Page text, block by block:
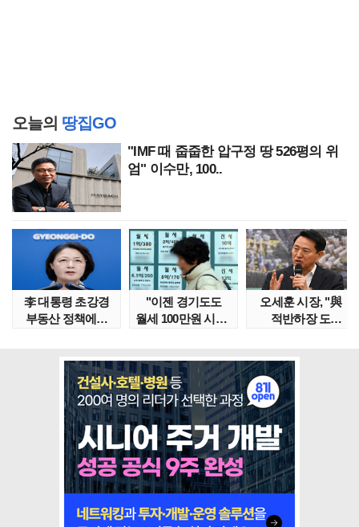
오늘의 땅집GO
"IMF 때 줍줍한 압구정 땅 526평의 위
엄" 이수만, 100..
李 대통령 초강경
부동산 정책에…
"이젠 경기도도
월세 100만원 시대"
오세훈 시장, "與
적반하장 도